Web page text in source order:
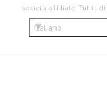
società affiliate. Tutti i
Italiano